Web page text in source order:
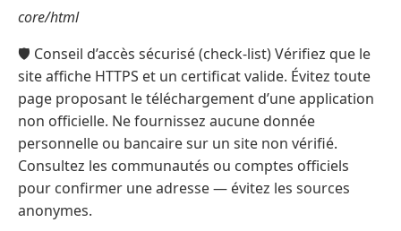
core/html
🛡️ Conseil d’accès sécurisé (check-list) Vérifiez que le
site affiche HTTPS et un certificat valide. Évitez toute
page proposant le téléchargement d’une application
non officielle. Ne fournissez aucune donnée
personnelle ou bancaire sur un site non vérifié.
Consultez les communautés ou comptes officiels
pour confirmer une adresse — évitez les sources
anonymes.